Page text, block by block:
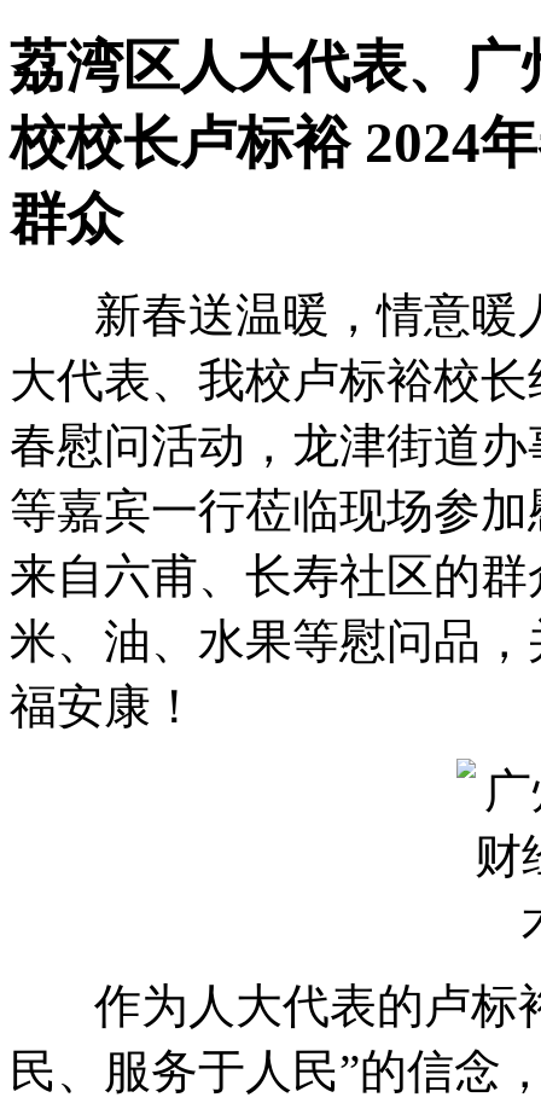
荔湾区人大代表、
校校长卢标裕 2024
群众
新春送温暖，情意暖
大代表、我校卢标裕校
春慰问活动，龙津街道
等嘉宾一行莅临现场参
来自六甫、长寿社区的
米、油、水果等慰问品
福安康！
作为人大代表的卢标
民、服务于人民”的信念